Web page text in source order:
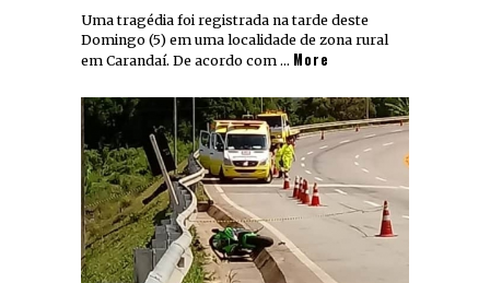
Uma tragédia foi registrada na tarde deste
Domingo (5) em uma localidade de zona rural
em Carandaí. De acordo com … More